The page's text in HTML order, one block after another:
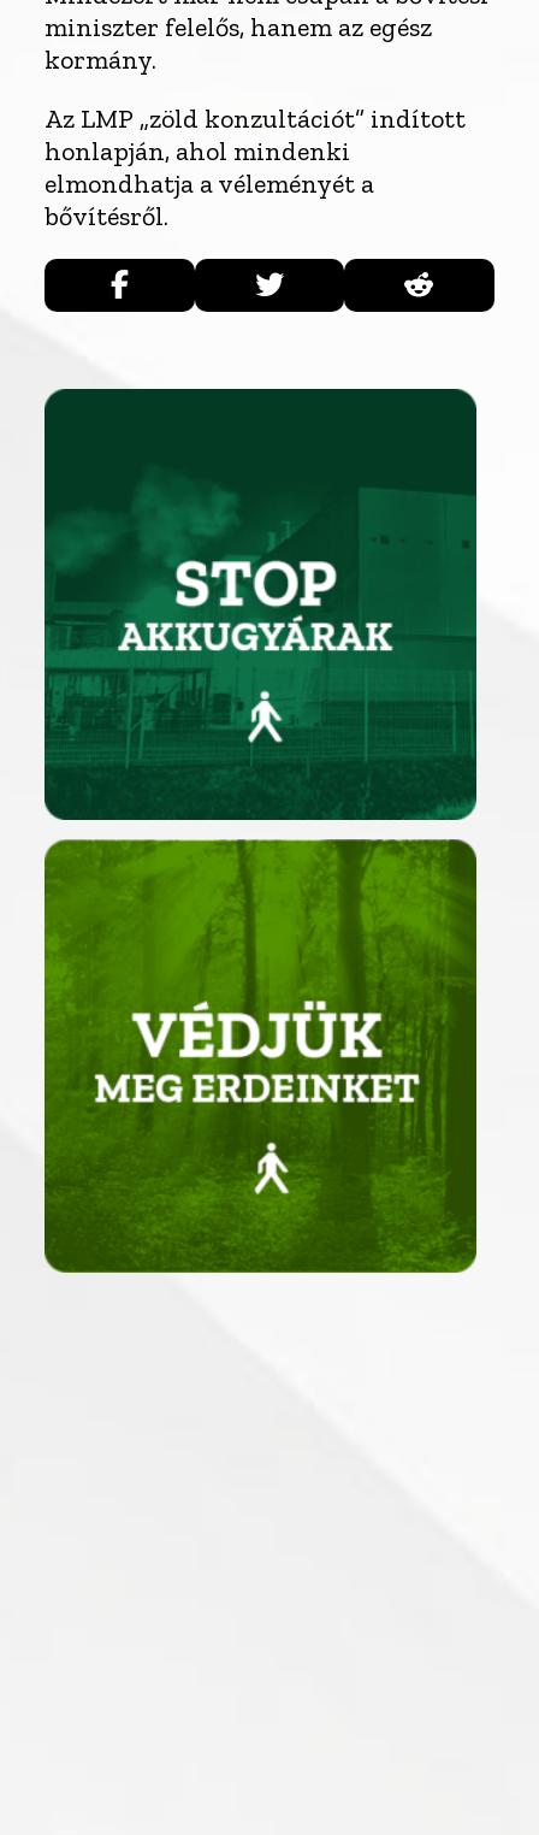
miniszter felelős, hanem az egész
kormány.
Az LMP „zöld konzultációt” indított
honlapján, ahol mindenki
elmondhatja a véleményét a
bővítésről.